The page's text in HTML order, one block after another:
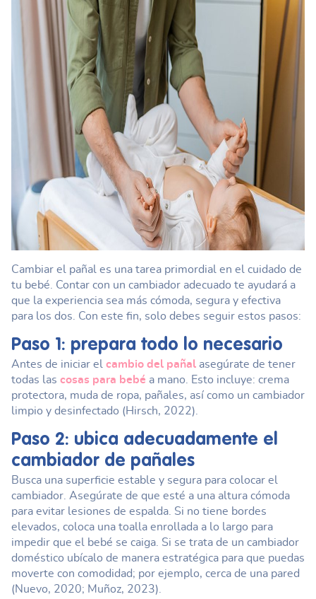
Cambiar el pañal es una tarea primordial en el cuidado de
tu bebé. Contar con un cambiador adecuado te ayudará a
que la experiencia sea más cómoda, segura y efectiva
para los dos. Con este fin, solo debes seguir estos pasos:
Paso 1: prepara todo lo necesario
Antes de iniciar el cambio del pañal asegúrate de tener
todas las cosas para bebé a mano. Esto incluye: crema
protectora, muda de ropa, pañales, así como un cambiador
limpio y desinfectado (Hirsch, 2022).
Paso 2: ubica adecuadamente el
cambiador de pañales
Busca una superficie estable y segura para colocar el
cambiador. Asegúrate de que esté a una altura cómoda
para evitar lesiones de espalda. Si no tiene bordes
elevados, coloca una toalla enrollada a lo largo para
impedir que el bebé se caiga. Si se trata de un cambiador
doméstico ubícalo de manera estratégica para que puedas
moverte con comodidad; por ejemplo, cerca de una pared
(Nuevo, 2020; Muñoz, 2023).